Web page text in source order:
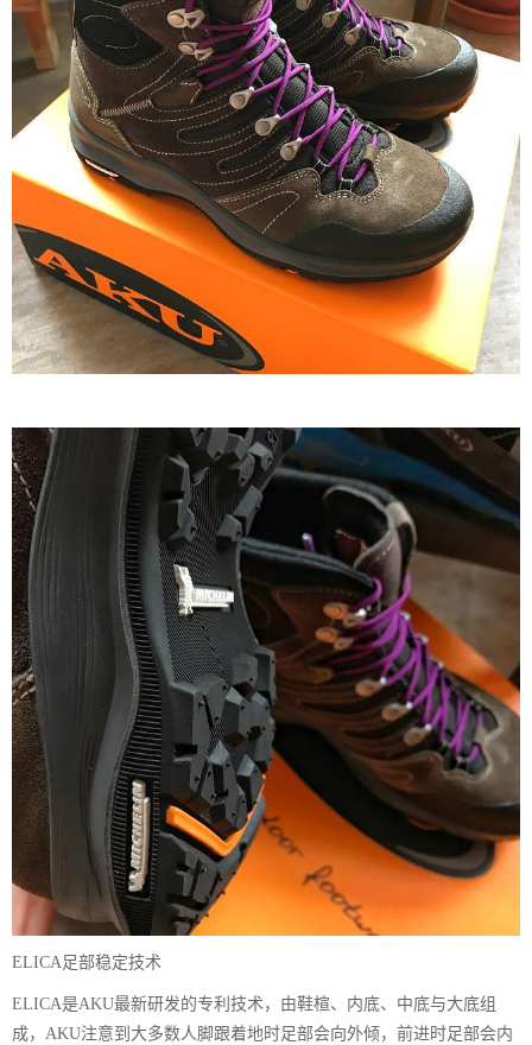
ELICA足部稳定技术
ELICA是AKU最新研发的专利技术，由鞋楦、内底、中底与大底组
成，AKU注意到大多数人脚跟着地时足部会向外倾，前进时足部会内